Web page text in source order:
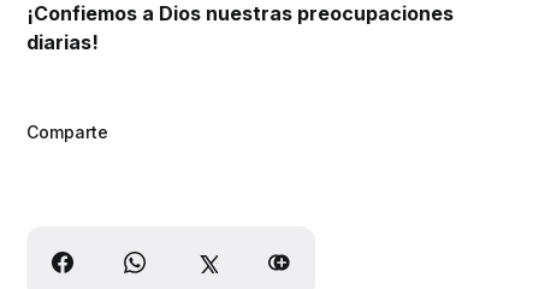
¡Confiemos a Dios nuestras preocupaciones
diarias!
Comparte